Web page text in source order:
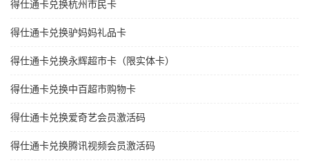
得仕通卡兑换杭州市民卡
得仕通卡兑换驴妈妈礼品卡
得仕通卡兑换永辉超市卡（限实体卡）
得仕通卡兑换中百超市购物卡
得仕通卡兑换爱奇艺会员激活码
得仕通卡兑换腾讯视频会员激活码